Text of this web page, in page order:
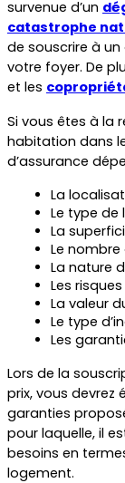
survenue d’un
catastrophe
de souscrire à
votre foyer. De
et les
Si vous êtes à la
habitation dans
d’assurance
La
Le type de
La
Le
La nature
Les
La valeur
Le type
Les
Lors de la
prix, vous devrez
garanties
pour laquelle, il
besoins en
logement.